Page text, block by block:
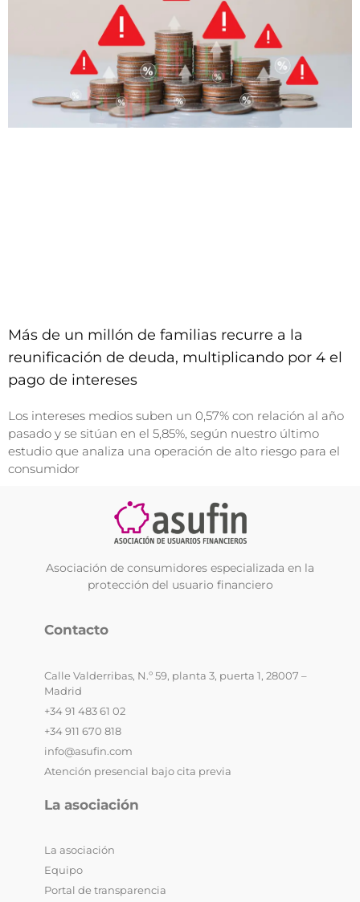
Más de un millón de familias recurre a la
reunificación de deuda, multiplicando por 4 el
pago de intereses
Los intereses medios suben un 0,57% con relación al año
pasado y se sitúan en el 5,85%, según nuestro último
estudio que analiza una operación de alto riesgo para el
consumidor
Asociación de consumidores especializada en la
protección del usuario financiero
Contacto
Calle Valderribas, N.º 59, planta 3, puerta 1, 28007 –
Madrid
+34 91 483 61 02
+34 911 670 818
info@asufin.com
Atención presencial bajo cita previa
La asociación
La asociación
Equipo
Portal de transparencia